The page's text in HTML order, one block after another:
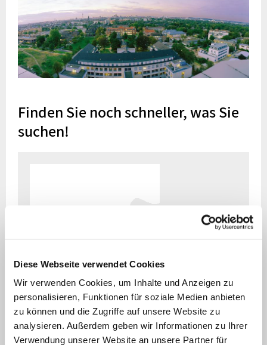
Diese Webseite verwendet Cookies
Wir verwenden Cookies, um Inhalte und Anzeigen zu
personalisieren, Funktionen für soziale Medien anbieten
zu können und die Zugriffe auf unsere Website zu
analysieren. Außerdem geben wir Informationen zu Ihrer
Verwendung unserer Website an unsere Partner für
Finden Sie noch schneller, was Sie
suchen!